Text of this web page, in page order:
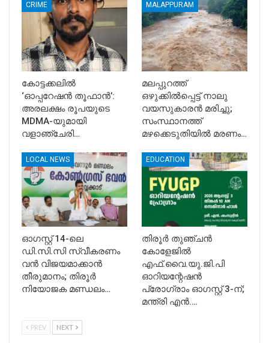
CRIME
കോട്ടക്കലിൽ
‘ഓപ്പറേഷൻ തൂഫാൻ’:
അരലക്ഷം രൂപയുടെ
MDMA-യുമായി
വളാഞ്ചേരി…
MALAPPURAM
മലപ്പുറത്ത്
ഒഴുക്കിൽപ്പെട്ട് നാലു
വയസുകാരൻ മരിച്ചു;
സംസ്ഥാനത്ത്
മഴക്കെടുതിയിൽ മരണം…
LOCAL NEWS
ഓഗസ്റ്റ് 14-ലെ
ഡി.സി.സി സ്വീകരണം
വൻ വിജയമാക്കാൻ
തീരുമാനം; തിരൂർ
നിയോജക മണ്ഡലം…
EDUCATION
​തിരൂർ തുഞ്ചൻ
കോളേജിൽ
എഫ്.വൈ.യു.ജി.പി
ഓറിയന്റേഷൻ
പ്രോഗ്രാം ഓഗസ്റ്റ് 3-ന്;
മന്ത്രി എൻ.…
PREV NEXT